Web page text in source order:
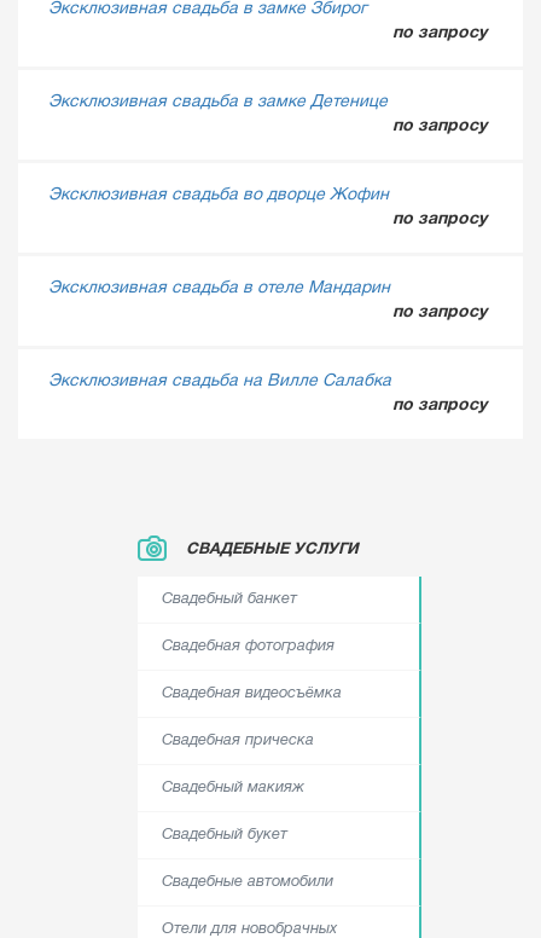
Эксклюзивная свадьба в замке Збирог
по запросу
Эксклюзивная свадьба в замке Детенице
по запросу
Эксклюзивная свадьба во дворце Жофин
по запросу
Эксклюзивная свадьба в отеле Мандарин
по запросу
Эксклюзивная свадьба на Вилле Салабка
по запросу
СВАДЕБНЫЕ УСЛУГИ
Свадебный банкет
Свадебная фотография
Свадебная видеосъёмка
Свадебная прическа
Свадебный макияж
Свадебный букет
Свадебные автомобили
Отели для новобрачных